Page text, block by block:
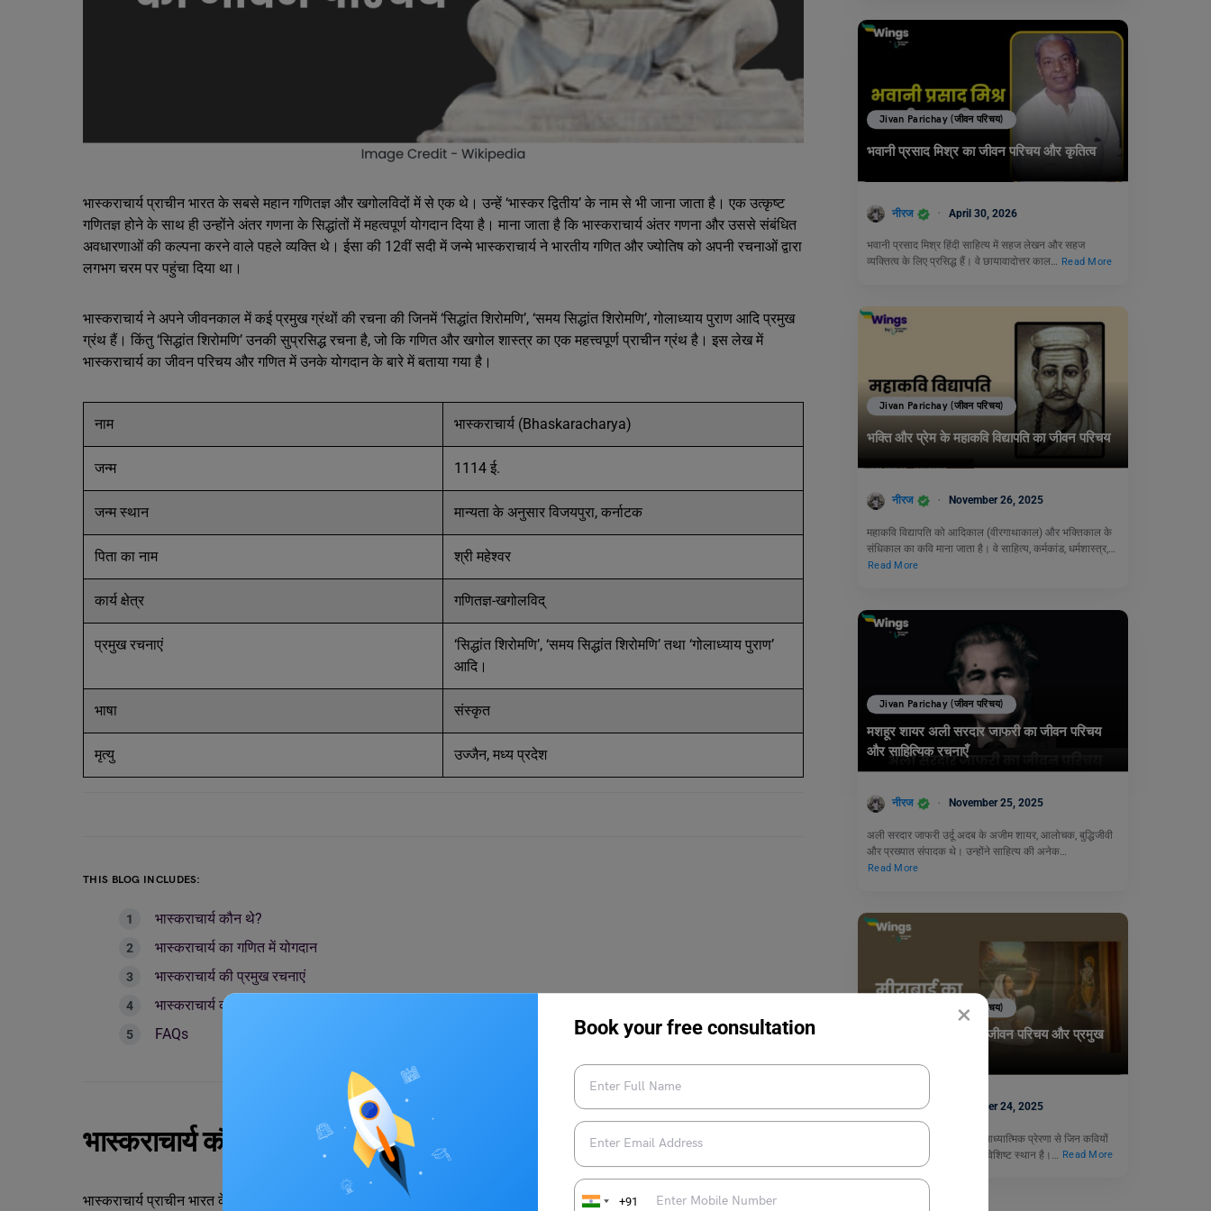
×
Book your free consultation
+91
भास्कराचार्य प्राचीन भारत के सबसे महान गणितज्ञ और खगोलविदों में से एक थे। उन्हें ‘भास्कर द्वितीय’ के नाम से भी जाना जाता है। एक उत्कृष्ट
गणितज्ञ होने के साथ ही उन्होंने अंतर गणना के सिद्धांतों में महत्वपूर्ण योगदान दिया है। माना जाता है कि भास्कराचार्य अंतर गणना और उससे संबंधित
अवधारणाओं की कल्पना करने वाले पहले व्यक्ति थे। ईसा की 12वीं सदी में जन्मे भास्कराचार्य ने भारतीय गणित और ज्योतिष को अपनी रचनाओं द्वारा
लगभग चरम पर पहुंचा दिया था।
भास्कराचार्य ने अपने जीवनकाल में कई प्रमुख ग्रंथों की रचना की जिनमें ‘सिद्धांत शिरोमणि’, ‘समय सिद्धांत शिरोमणि’, गोलाध्याय पुराण आदि प्रमुख
ग्रंथ हैं। किंतु ‘सिद्धांत शिरोमणि’ उनकी सुप्रसिद्ध रचना है, जो कि गणित और खगोल शास्त्र का एक महत्त्वपूर्ण प्राचीन ग्रंथ है। इस लेख में
भास्कराचार्य का जीवन परिचय और गणित में उनके योगदान के बारे में बताया गया है।
नाम भास्कराचार्य (Bhaskaracharya)
जन्म 1114 ई.
जन्म स्थान मान्यता के अनुसार विजयपुरा, कर्नाटक
पिता का नाम श्री महेश्वर
कार्य क्षेत्र गणितज्ञ-खगोलविद्
प्रमुख रचनाएं
‘सिद्धांत शिरोमणि’, ‘समय सिद्धांत शिरोमणि’ तथा ‘गोलाध्याय पुराण’
आदि।
भाषा संस्कृत
मृत्यु उज्जैन, मध्य प्रदेश
THIS BLOG INCLUDES:
भास्कराचार्य कौन थे?
भास्कराचार्य का गणित में योगदान
भास्कराचार्य की प्रमुख रचनाएं
भास्कराचार्य का प्रभाव
FAQs
भास्कराचार्य कौन थे?
भास्कराचार्य प्राचीन भारत के एक महान गणितज्ञ और खगोलशास्त्री थे। आपको बता दें कि उनके जन्म एवं मृत्युकाल से संबंधित प्रामाणिक
Jivan Parichay (जीवन परिचय)
भवानी प्रसाद मिश्र का जीवन परिचय और कृतित्व
नीरज April 30, 2026
भवानी प्रसाद मिश्र हिंदी साहित्य में सहज लेखन और सहज
व्यक्तित्व के लिए प्रसिद्ध हैं। वे छायावादोत्तर काल… Read More
Jivan Parichay (जीवन परिचय)
भक्ति और प्रेम के महाकवि विद्यापति का जीवन परिचय
नीरज November 26, 2025
महाकवि विद्यापति को आदिकाल (वीरगाथाकाल) और भक्तिकाल के
संधिकाल का कवि माना जाता है। वे साहित्य, कर्मकांड, धर्मशास्त्र,…
Read More
Jivan Parichay (जीवन परिचय)
मशहूर शायर अली सरदार जाफरी का जीवन परिचय
और साहित्यिक रचनाएँ
नीरज November 25, 2025
अली सरदार जाफरी उर्दू अदब के अजीम शायर, आलोचक, बुद्धिजीवी
और प्रख्यात संपादक थे। उन्होंने साहित्य की अनेक…
Read More
Jivan Parichay (जीवन परिचय)
संत कवयित्री मीराबाई का जीवन परिचय और प्रमुख
नीरज November 24, 2025
मध्यकालीन भक्ति आंदोलन की आध्यात्मिक प्रेरणा से जिन कवियों
का जन्म हुआ, उनमें मीराबाई का विशिष्ट स्थान है।…
Read More